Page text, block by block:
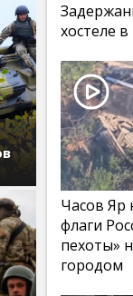
хостеле
Часов Яр
флаги
пехоты»
городом